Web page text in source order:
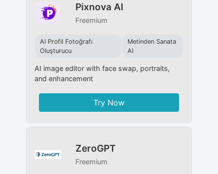
Pixnova AI
Freemium
AI Profil Fotoğrafı
Oluşturucu
Metinden Sanata
AI
AI image editor with face swap, portraits,
and enhancement
Try Now
ZeroGPT
Freemium